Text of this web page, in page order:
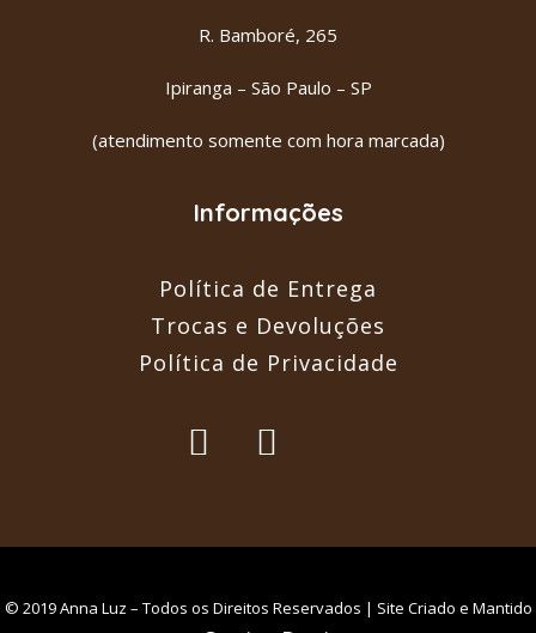
R. Bamboré, 265
Ipiranga – São Paulo – SP
(atendimento somente com hora marcada)
Informações
Política de Entrega
Trocas e Devoluções
Política de Privacidade
© 2019 Anna Luz – Todos os Direitos Reservados | Site Criado e Mantido